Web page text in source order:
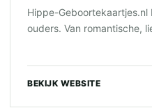
Hippe-
ouders. Van romantische,
BEKIJK WEBSITE